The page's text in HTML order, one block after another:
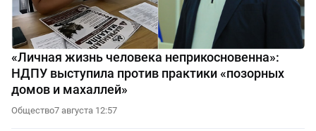
«Личная жизнь человека неприкосновенна»:
НДПУ выступила против практики «позорных
домов и махаллей»
Общество7 августа 12:57